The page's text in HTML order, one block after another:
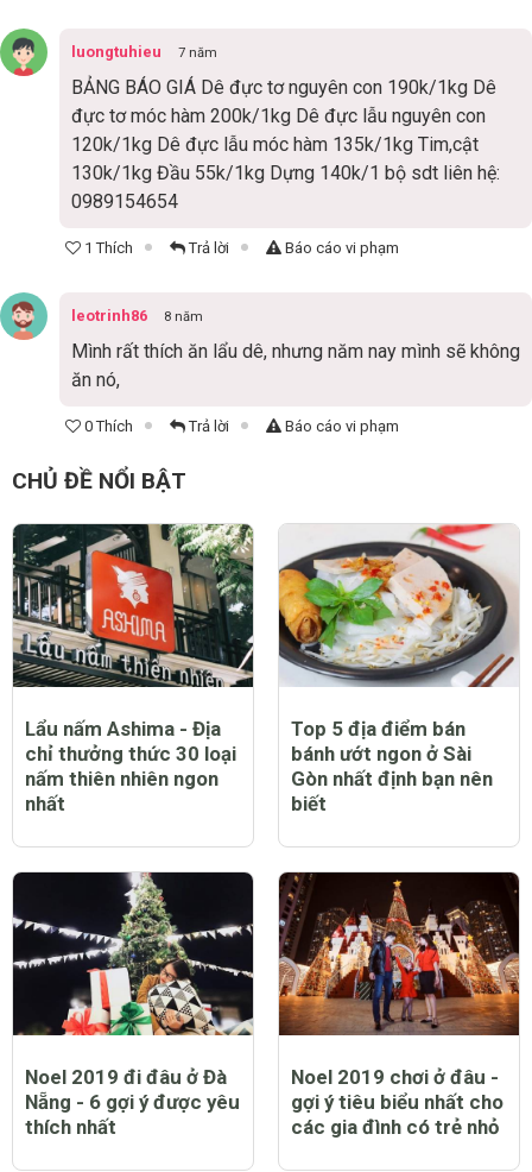
luongtuhieu 7 năm
BẢNG BÁO GIÁ Dê đực tơ nguyên con 190k/1kg Dê
đực tơ móc hàm 200k/1kg Dê đực lẫu nguyên con
120k/1kg Dê đực lẫu móc hàm 135k/1kg Tim,cật
130k/1kg Đầu 55k/1kg Dựng 140k/1 bộ sdt liên hệ:
0989154654
1 Thích Trả lời Báo cáo vi phạm
leotrinh86 8 năm
Mình rất thích ăn lẩu dê, nhưng năm nay mình sẽ không
ăn nó,
0 Thích Trả lời Báo cáo vi phạm
CHỦ ĐỀ NỔI BẬT
Lẩu nấm Ashima - Địa
chỉ thưởng thức 30 loại
nấm thiên nhiên ngon
nhất
Top 5 địa điểm bán
bánh ướt ngon ở Sài
Gòn nhất định bạn nên
biết
Noel 2019 đi đâu ở Đà
Nẵng - 6 gợi ý được yêu
thích nhất
Noel 2019 chơi ở đâu -
gợi ý tiêu biểu nhất cho
các gia đình có trẻ nhỏ